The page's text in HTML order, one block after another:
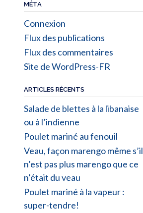
MÉTA
Connexion
Flux des publications
Flux des commentaires
Site de WordPress-FR
ARTICLES RÉCENTS
Salade de blettes à la libanaise
ou à l’indienne
Poulet mariné au fenouil
Veau, façon marengo même s’il
n’est pas plus marengo que ce
n’était du veau
Poulet mariné à la vapeur :
super-tendre!